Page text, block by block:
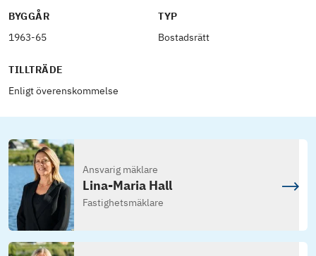
BYGGÅR
1963-65
TYP
Bostadsrätt
TILLTRÄDE
Enligt överenskommelse
Ansvarig mäklare
Lina-Maria Hall
Fastighetsmäklare